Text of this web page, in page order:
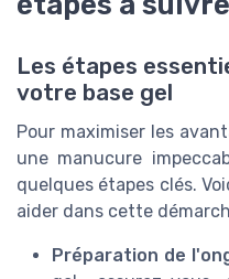
Les étapes
votre base gel
Pour maximiser les
une manucure
quelques étapes clés.
aider dans cette
Préparation de